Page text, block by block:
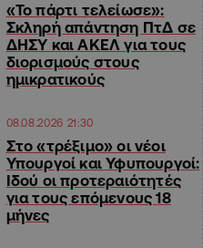
«Το πάρτι τελείωσε»:
Σκληρή απάντηση ΠτΔ σε
ΔΗΣΥ και ΑΚΕΛ για τους
διορισμούς στους
ημικρατικούς
08.08.2026 21:30
Στο «τρέξιμο» οι νέοι
Υπουργοί και Υφυπουργοί:
Ιδού οι προτεραιότητές
για τους επόμενους 18
μήνες